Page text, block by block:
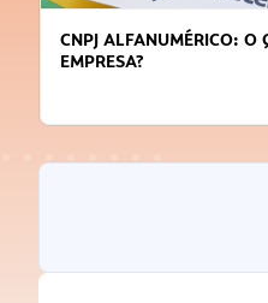
CNPJ ALFANUMÉRICO: O
EMPRESA?